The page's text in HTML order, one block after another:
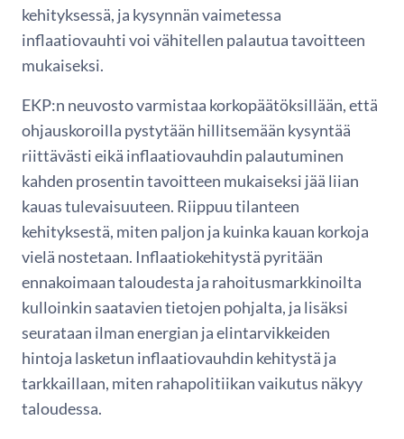
kehityksessä, ja kysynnän vaimetessa
inflaatiovauhti voi vähitellen palautua tavoitteen
mukaiseksi.
EKP:n neuvosto varmistaa korkopäätöksillään, että
ohjauskoroilla pystytään hillitsemään kysyntää
riittävästi eikä inflaatiovauhdin palautuminen
kahden prosentin tavoitteen mukaiseksi jää liian
kauas tulevaisuuteen. Riippuu tilanteen
kehityksestä, miten paljon ja kuinka kauan korkoja
vielä nostetaan. Inflaatiokehitystä pyritään
ennakoimaan taloudesta ja rahoitusmarkkinoilta
kulloinkin saatavien tietojen pohjalta, ja lisäksi
seurataan ilman energian ja elintarvikkeiden
hintoja lasketun inflaatiovauhdin kehitystä ja
tarkkaillaan, miten rahapolitiikan vaikutus näkyy
taloudessa.